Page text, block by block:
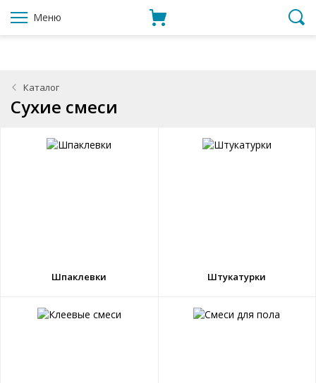
Меню
Каталог
Сухие смеси
Шпаклевки Штукатурки